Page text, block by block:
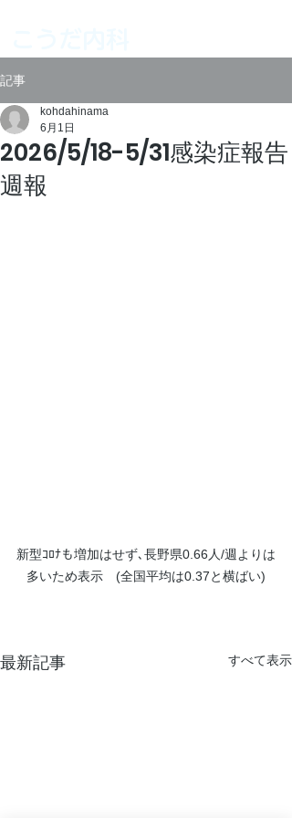
記事
2026/5/18-5/31感染症報告
週報
kohdahinama
6月1日
新型ｺﾛﾅも増加はせず､長野県0.66人/週よりは
多いため表示　(全国平均は0.37と横ばい)
最新記事 すべて表示